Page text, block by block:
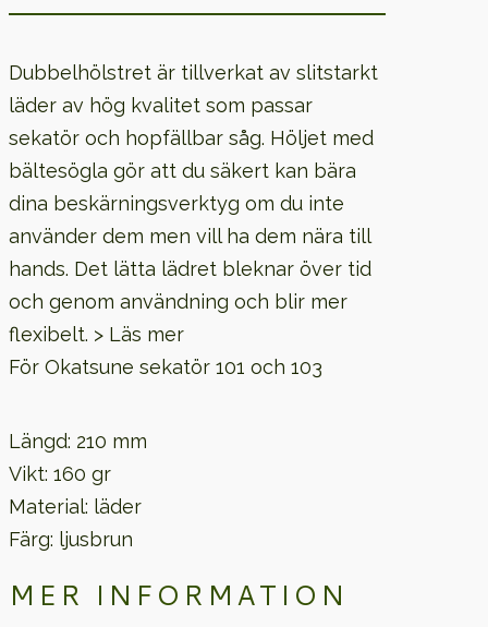
Dubbelhölstret är tillverkat av slitstarkt
läder av hög kvalitet som passar
sekatör och hopfällbar såg. Höljet med
bältesögla gör att du säkert kan bära
dina beskärningsverktyg om du inte
använder dem men vill ha dem nära till
hands. Det lätta lädret bleknar över tid
och genom användning och blir mer
flexibelt. > Läs mer
För Okatsune sekatör 101 och 103
Längd: 210 mm
Vikt: 160 gr
Material: läder
Färg: ljusbrun
MER INFORMATION